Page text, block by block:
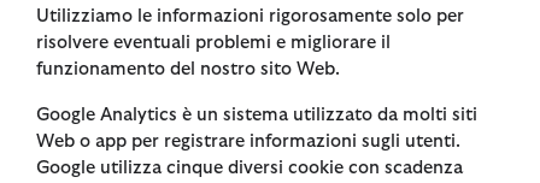
Utilizziamo le informazioni rigorosamente solo per
risolvere eventuali problemi e migliorare il
funzionamento del nostro sito Web.
Google Analytics è un sistema utilizzato da molti siti
Web o app per registrare informazioni sugli utenti.
Google utilizza cinque diversi cookie con scadenza